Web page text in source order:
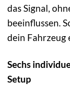
das Signal,
beeinflussen.
dein Fahrzeug
Sechs
Setup